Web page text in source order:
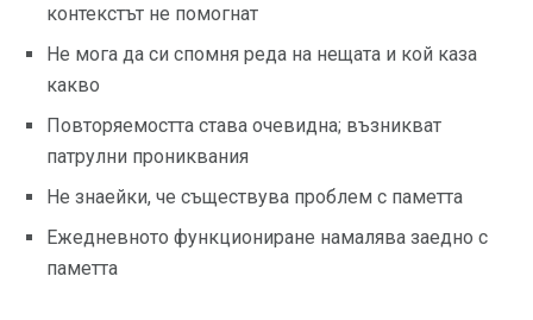
контекстът не помогнат
Не мога да си спомня реда на нещата и кой каза
какво
Повторяемостта става очевидна; възникват
патрулни прониквания
Не знаейки, че съществува проблем с паметта
Ежедневното функциониране намалява заедно с
паметта